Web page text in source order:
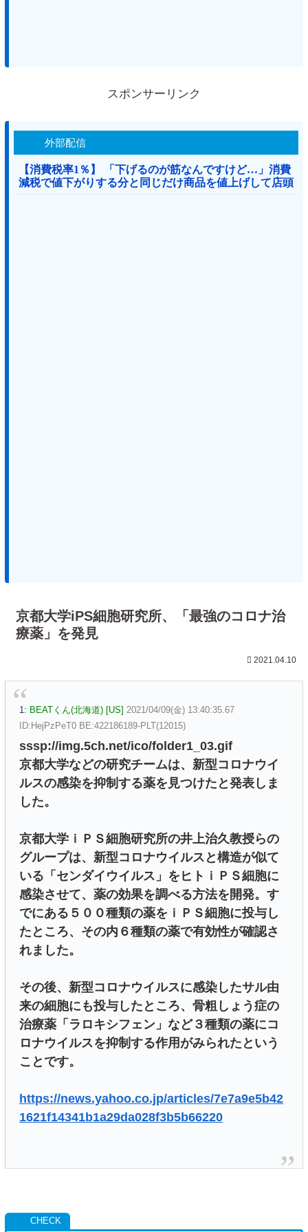
スポンサーリンク
外部配信
【消費税率1％】 「下げるのが筋なんですけど…」消費
減税で値下がりする分と同じだけ商品を値上げして店頭
価格を変えない店も
京都大学iPS細胞研究所、「最強のコロナ治
療薬」を発見
2021.04.10
1: BEATくん(北海道) [US] 2021/04/09(金) 13:40:35.67
ID:HejPzPeT0 BE:422186189-PLT(12015)
sssp://img.5ch.net/ico/folder1_03.gif
京都大学などの研究チームは、新型コロナウイ
ルスの感染を抑制する薬を見つけたと発表しま
した。
京都大学ｉＰＳ細胞研究所の井上治久教授らの
グループは、新型コロナウイルスと構造が似て
いる「センダイウイルス」をヒトｉＰＳ細胞に
感染させて、薬の効果を調べる方法を開発。す
でにある５００種類の薬をｉＰＳ細胞に投与し
たところ、その内６種類の薬で有効性が確認さ
れました。
その後、新型コロナウイルスに感染したサル由
来の細胞にも投与したところ、骨粗しょう症の
治療薬「ラロキシフェン」など３種類の薬にコ
ロナウイルスを抑制する作用がみられたという
ことです。
https://news.yahoo.co.jp/articles/7e7a9e5b42
1621f14341b1a29da028f3b5b66220